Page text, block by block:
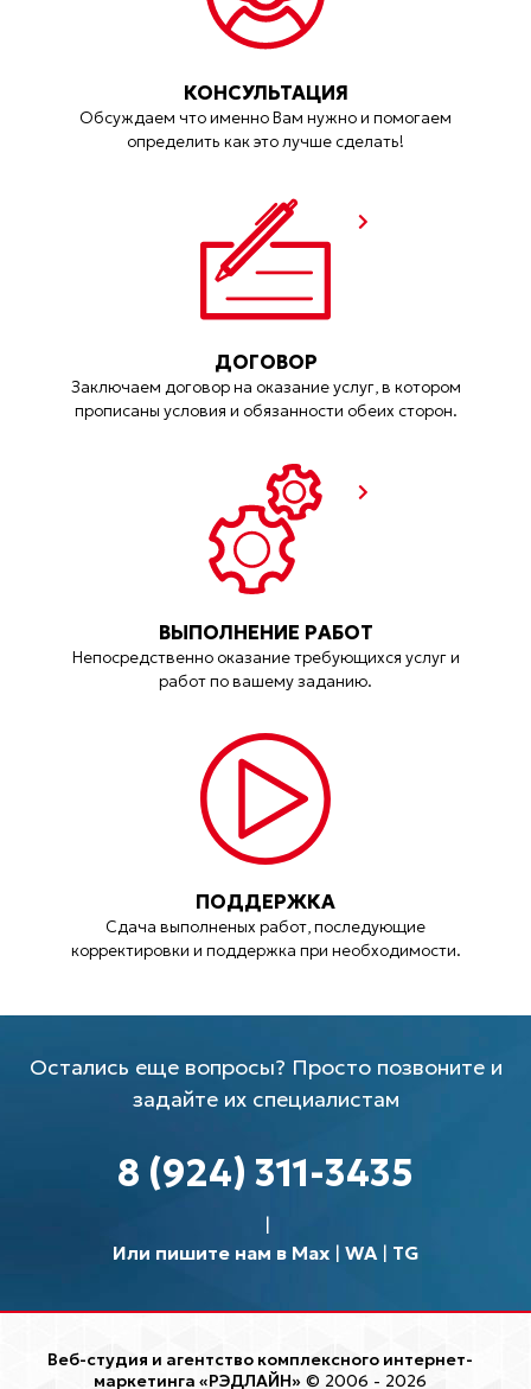
КОНСУЛЬТАЦИЯ
Обсуждаем что именно Вам нужно и помогаем
определить как это лучше сделать!
ДОГОВОР
Заключаем договор на оказание услуг, в котором
прописаны условия и обязанности обеих сторон.
ВЫПОЛНЕНИЕ РАБОТ
Непосредственно оказание требующихся услуг и
работ по вашему заданию.
ПОДДЕРЖКА
Сдача выполненых работ, последующие
корректировки и поддержка при необходимости.
Остались еще вопросы? Просто позвоните и
задайте их специалистам
8 (924) 311-3435
Или пишите нам в Max| WA| TG
Веб-студия и агентство комплексного интернет-
маркетинга «РЭДЛАЙН» © 2006 - 2026